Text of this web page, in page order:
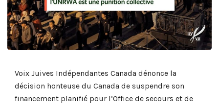
Voix Juives Indépendantes Canada dénonce la
décision honteuse du Canada de suspendre son
financement planifié pour l’Office de secours et de